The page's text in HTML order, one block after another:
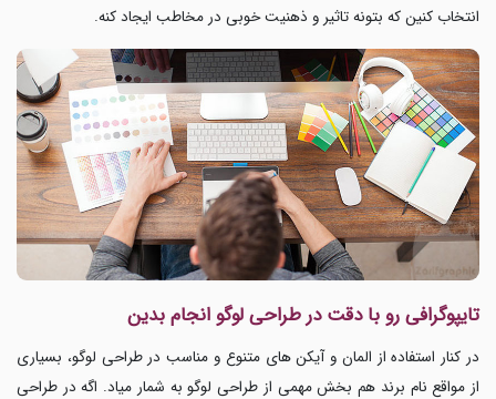
انتخاب کنین که بتونه تاثیر و ذهنیت خوبی در مخاطب ایجاد کنه.
تایپوگرافی رو با دقت در طراحی لوگو انجام بدین
در کنار استفاده از المان و آیکن های متنوع و مناسب در طراحی لوگو، بسیاری
از مواقع نام برند هم بخش مهمی از طراحی لوگو به شمار میاد. اگه در طراحی